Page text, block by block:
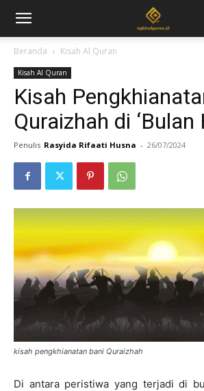
Beranda Kisah Al Quran
Kisah Al Quran
Kisah
Quraizhah di ‘Bulan
Penulis Rasyida Rifaati Husna - 26/07/2024
kisah pengkhianatan bani Quraizhah
Di antara peristiwa yang terjadi di